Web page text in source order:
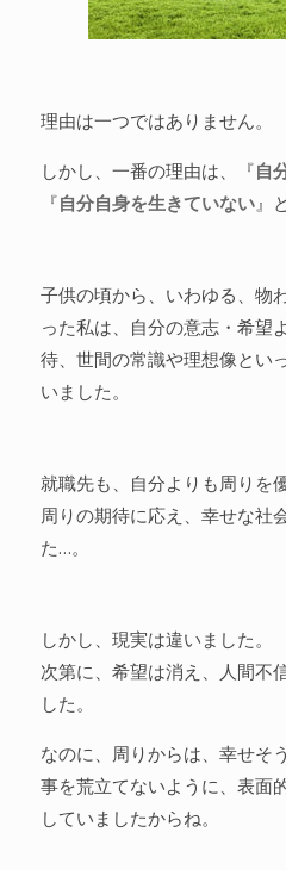
理由は一つではありません。
しかし、一番の理由は、『自
『自分自身を生きていない』
子供の頃から、いわゆる、物
った私は、自分の意志・希望
待、世間の常識や理想像とい
いました。
就職先も、自分よりも周りを優
周りの期待に応え、幸せな社
た…。
しかし、現実は違いました。
次第に、希望は消え、人間不
した。
なのに、周りからは、幸せそ
事を荒立てないように、表面
していましたからね。